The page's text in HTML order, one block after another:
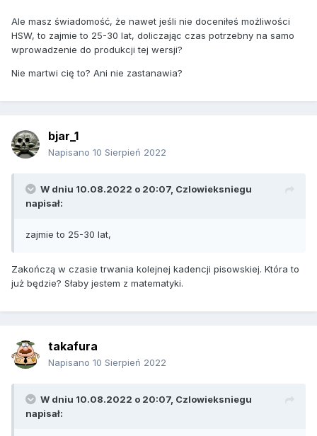
Ale masz świadomość, że nawet jeśli nie doceniłeś możliwości
HSW, to zajmie to 25-30 lat, doliczając czas potrzebny na samo
wprowadzenie do produkcji tej wersji?
Nie martwi cię to? Ani nie zastanawia?
bjar_1
Napisano 10 Sierpień 2022
W dniu 10.08.2022 o 20:07, Czlowieksniegu
napisał:
zajmie to 25-30 lat,
Zakończą w czasie trwania kolejnej kadencji pisowskiej. Która to
już będzie? Słaby jestem z matematyki.
takafura
Napisano 10 Sierpień 2022
W dniu 10.08.2022 o 20:07, Czlowieksniegu
napisał: